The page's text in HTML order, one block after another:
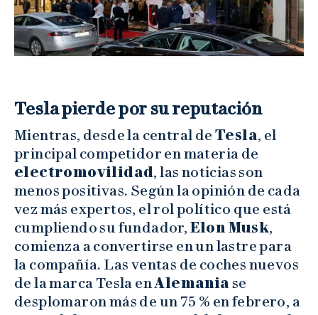
Tesla pierde por su reputación
Mientras, desde la central de Tesla, el
principal competidor en materia de
electromovilidad, las noticias son
menos positivas. Según la opinión de cada
vez más expertos, el rol político que está
cumpliendo su fundador, Elon Musk,
comienza a convertirse en un lastre para
la compañía. Las ventas de coches nuevos
de la marca Tesla enAlemaniase
desplomaron más de un 75 % en febrero, a